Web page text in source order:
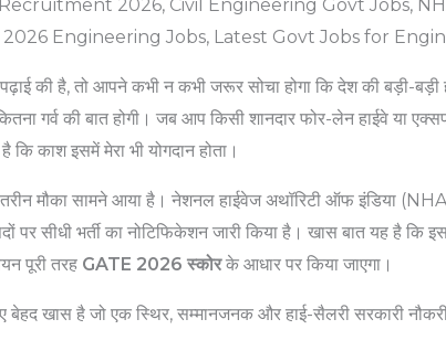
2026, Civil Engineering Govt Jobs,
2026 Engineering Jobs, Latest Govt Jobs for
की है, तो आपने कभी न कभी जरूर सोचा होगा कि देश की बड़ी-
गर्व की बात होगी। जब आप किसी शानदार फोर-लेन हाईवे या
काश इसमें मेरा भी योगदान होता।
मौका सामने आया है। नेशनल हाईवेज अथॉरिटी ऑफ इंडिया
पर सीधी भर्ती का नोटिफिकेशन जारी किया है। खास बात यह है कि
पूरी तरह GATE 2026 स्कोरके आधार पर किया जाएगा।
बेहद खास है जो एक स्थिर, सम्मानजनक और हाई-सैलरी सरकारी